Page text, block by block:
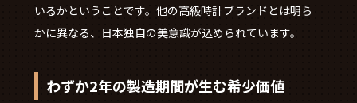
いるかということです。他の高級時計ブランドとは明ら
かに異なる、日本独自の美意識が込められています。
わずか2年の製造期間が生む希少価値